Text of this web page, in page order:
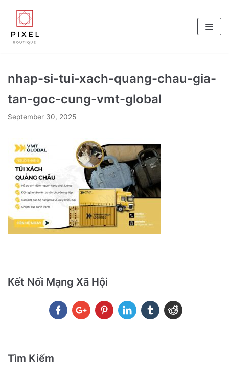
Skip
to
content
nhap-si-tui-xach-quang-chau-gia-
tan-goc-cung-vmt-global
September 30, 2025
Kết Nối Mạng Xã Hội
Tìm Kiếm